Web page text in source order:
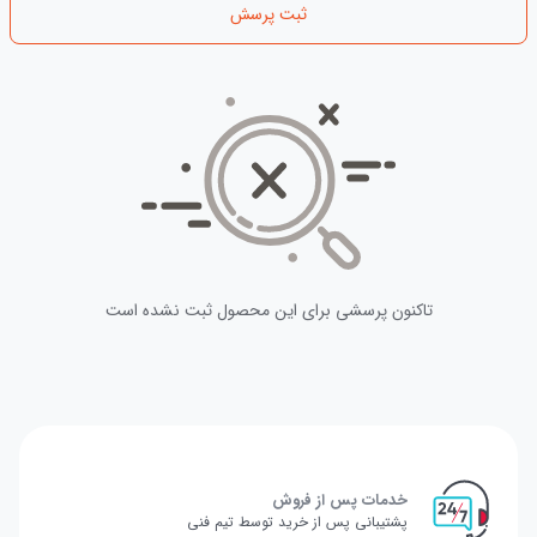
ثبت پرسش
تاکنون پرسشی برای این محصول ثبت نشده است
خدمات پس از فروش
پشتیبانی پس از خرید توسط تیم فنی